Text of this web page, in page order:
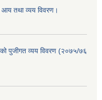
आय तथा व्यय विवरण।
पुजीगत व्यय विवरण (२०७५/७६